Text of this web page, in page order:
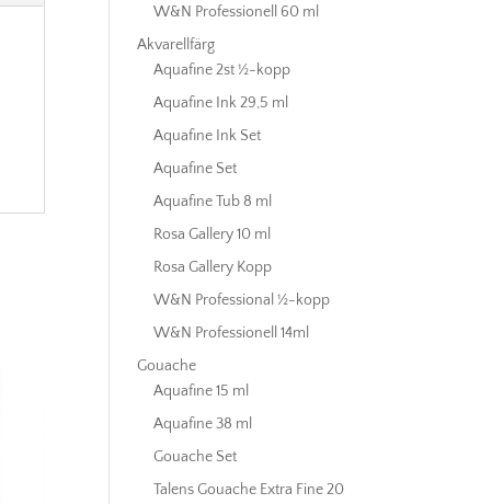
W&N Professionell 60 ml
Akvarellfärg
Aquafine 2st ½-kopp
Aquafine Ink 29,5 ml
Aquafine Ink Set
Aquafine Set
Aquafine Tub 8 ml
Rosa Gallery 10 ml
Rosa Gallery Kopp
W&N Professional ½-kopp
W&N Professionell 14ml
Gouache
Aquafine 15 ml
Aquafine 38 ml
Gouache Set
Talens Gouache Extra Fine 20